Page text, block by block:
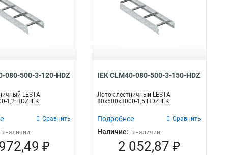
150х200х3000 2
2
80х500х6000 2
80х400х6000
80х300х6000 2
80х200х6000 2
55х600х6000 2
080-500-3-120-HDZ
LESTA
1,2 HDZ IEK
Сравнить
В наличии
₽
IEK CLM40-080-500-3-150-HDZ
Лоток лестничный LESTA
80х500х3000-1,5 HDZ IEK
Подробнее Сравнить
Наличие: В наличии
2 052,87 ₽